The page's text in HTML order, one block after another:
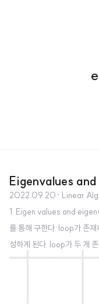
Eigenvalues
2022.09.20 · Linear
1. Eigen values and
를 통해 구한다. loop가 존
성하게 된다. loop가 두 개
찾을 수 있다. 이때는
용하면 계산의 크기가 작아
치를 부여하는 것이